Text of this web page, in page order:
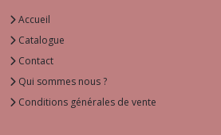
Accueil
Catalogue
Contact
Qui sommes nous ?
Conditions générales de vente